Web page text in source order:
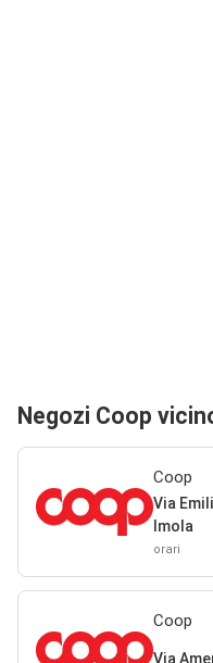
Negozi Coop
Coop
Via
Imola
orari
Coop
Via